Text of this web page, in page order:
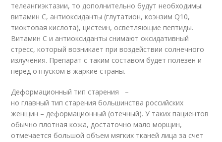
телеангиэктазии, то дополнительно будут необходимы:
витамин С, антиоксиданты (глутатион, коэнзим Q10,
тиоктовая кислота), цистеин, осветляющие пептиды.
Витамин С и антиоксиданты снимают оксидативный
стресс, который возникает при воздействии солнечного
излучения. Препарат с таким составом будет полезен и
перед отпуском в жаркие страны.
Деформационный тип старения –
но главный тип старения большинства российских
женщин – деформационный (отечный). У таких пациентов
обычно плотная кожа, достаточно мало морщин,
отмечается большой объем мягких тканей лица за счет